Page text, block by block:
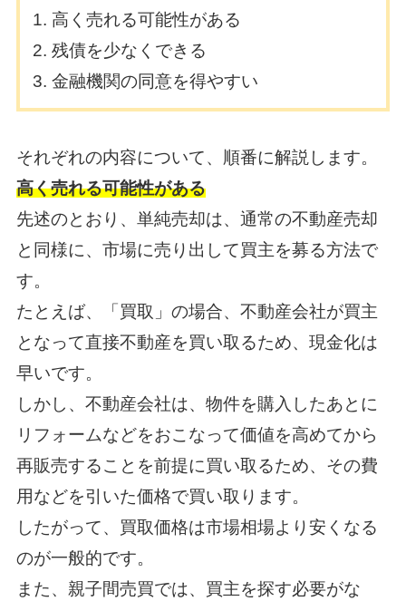
高く売れる可能性がある
残債を少なくできる
金融機関の同意を得やすい
それぞれの内容について、順番に解説します。
高く売れる可能性がある
先述のとおり、単純売却は、通常の不動産売却
と同様に、市場に売り出して買主を募る方法で
す。
たとえば、「買取」の場合、不動産会社が買主
となって直接不動産を買い取るため、現金化は
早いです。
しかし、不動産会社は、物件を購入したあとに
リフォームなどをおこなって価値を高めてから
再販売することを前提に買い取るため、その費
用などを引いた価格で買い取ります。
したがって、買取価格は市場相場より安くなる
のが一般的です。
また、親子間売買では、買主を探す必要がな